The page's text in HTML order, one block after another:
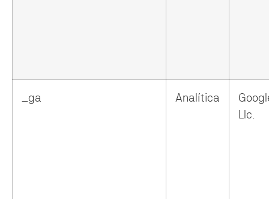
_ga Analítica
Llc.